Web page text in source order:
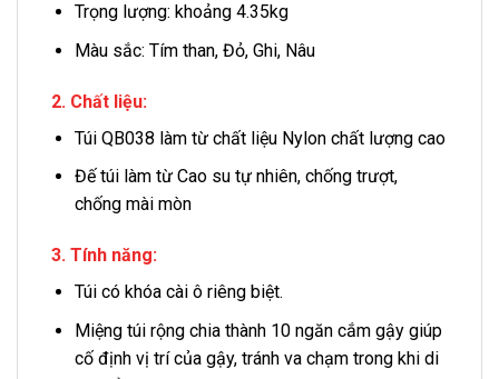
Trọng lượng: khoảng 4.35kg
Màu sắc: Tím than, Đỏ, Ghi, Nâu
2. Chất liệu:
Túi QB038 làm từ chất liệu Nylon chất lượng cao
Đế túi làm từ Cao su tự nhiên, chống trượt,
chống mài mòn
3. Tính năng:
Túi có khóa cài ô riêng biệt.
Miệng túi rộng chia thành 10 ngăn cắm gậy giúp
cố định vị trí của gậy, tránh va chạm trong khi di